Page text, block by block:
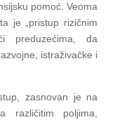
pomoć. Veoma
je „pristup rizičnim
preduzećima, da
istraživačke i
zasnovan je na
različitim poljima,